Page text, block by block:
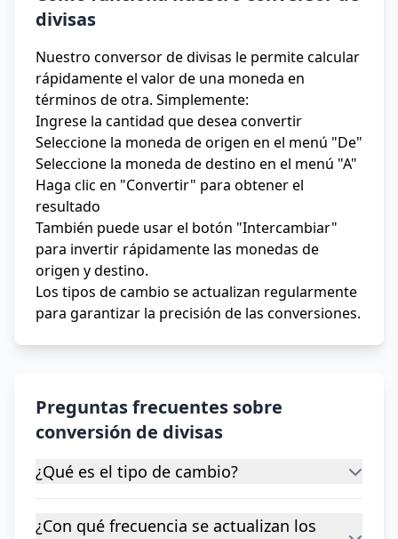
divisas
Nuestro conversor de divisas le permite calcular
rápidamente el valor de una moneda en
términos de otra. Simplemente:
Ingrese la cantidad que desea convertir
Seleccione la moneda de origen en el menú "De"
Seleccione la moneda de destino en el menú "A"
Haga clic en "Convertir" para obtener el
resultado
También puede usar el botón "Intercambiar"
para invertir rápidamente las monedas de
origen y destino.
Los tipos de cambio se actualizan regularmente
para garantizar la precisión de las conversiones.
Preguntas frecuentes sobre
conversión de divisas
¿Qué es el tipo de cambio?
¿Con qué frecuencia se actualizan los